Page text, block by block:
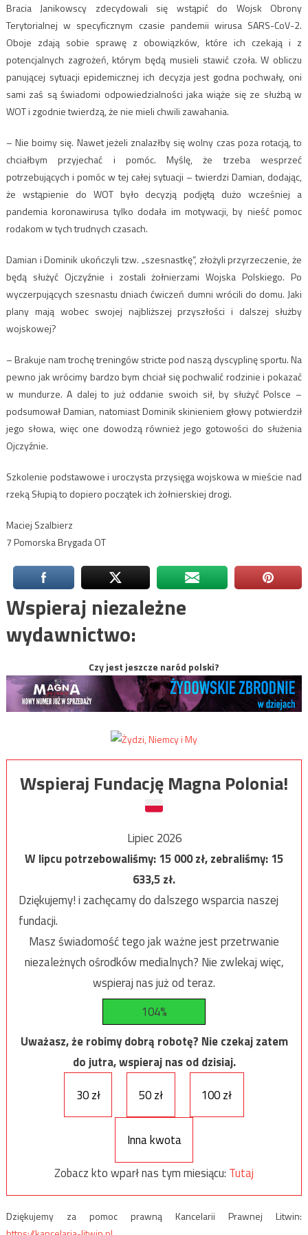
Bracia Janikowscy zdecydowali się wstąpić do Wojsk Obrony
Terytorialnej w specyficznym czasie pandemii wirusa SARS-CoV-2.
Oboje zdają sobie sprawę z obowiązków, które ich czekają i z
potencjalnych zagrożeń, którym będą musieli stawić czoła. W obliczu
panującej sytuacji epidemicznej ich decyzja jest godna pochwały, oni
sami zaś są świadomi odpowiedzialności jaka wiąże się ze służbą w
WOT i zgodnie twierdzą, że nie mieli chwili zawahania.
– Nie boimy się. Nawet jeżeli znalazłby się wolny czas poza rotacją, to
chciałbym przyjechać i pomóc. Myślę, że trzeba wesprzeć
potrzebujących i pomóc w tej całej sytuacji – twierdzi Damian, dodając,
że wstąpienie do WOT było decyzją podjętą dużo wcześniej a
pandemia koronawirusa tylko dodała im motywacji, by nieść pomoc
rodakom w tych trudnych czasach.
Damian i Dominik ukończyli tzw. „szesnastkę”, złożyli przyrzeczenie, że
będą służyć Ojczyźnie i zostali żołnierzami Wojska Polskiego. Po
wyczerpujących szesnastu dniach ćwiczeń dumni wrócili do domu. Jaki
plany mają wobec swojej najbliższej przyszłości i dalszej służby
wojskowej?
– Brakuje nam trochę treningów stricte pod naszą dyscyplinę sportu. Na
pewno jak wrócimy bardzo bym chciał się pochwalić rodzinie i pokazać
w mundurze. A dalej to już oddanie swoich sił, by służyć Polsce –
podsumował Damian, natomiast Dominik skinieniem głowy potwierdził
jego słowa, więc one dowodzą również jego gotowości do służenia
Ojczyźnie.
Szkolenie podstawowe i uroczysta przysięga wojskowa w mieście nad
rzeką Słupią to dopiero początek ich żołnierskiej drogi.
Maciej Szalbierz
7 Pomorska Brygada OT
Wspieraj niezależne
wydawnictwo:
Czy jest jeszcze naród polski?
Wspieraj Fundację Magna Polonia!
Lipiec 2026
W lipcu potrzebowaliśmy:15 000zł, zebraliśmy:15
633,5zł.
Dziękujemy! i zachęcamy do dalszego wsparcia naszej
fundacji.
Masz świadomość tego jak ważne jest przetrwanie
niezależnych ośrodków medialnych? Nie zwlekaj więc,
wspieraj nas już od teraz.
104%
Uważasz, że robimy dobrą robotę? Nie czekaj zatem
do jutra, wspieraj nas od dzisiaj.
30 zł
50 zł 100 zł
Inna kwota
Zobacz kto wparł nas tym miesiącu: Tutaj
Dziękujemy za pomoc prawną Kancelarii Prawnej Litwin: